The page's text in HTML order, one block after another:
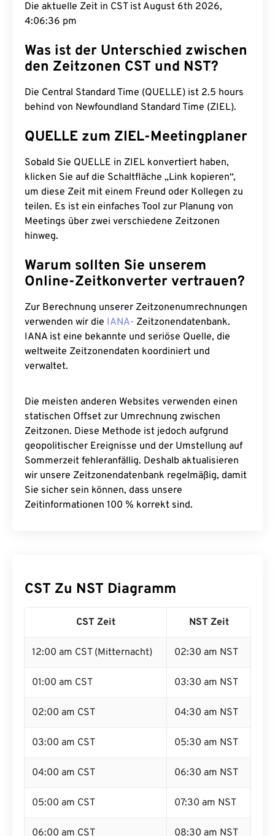
Die aktuelle Zeit in CST ist August 6th 2026,
4:06:37 pm
Was ist der Unterschied zwischen
den Zeitzonen CST und NST?
Die Central Standard Time (QUELLE) ist 2.5 hours
behind von Newfoundland Standard Time (ZIEL).
QUELLE zum ZIEL-Meetingplaner
Sobald Sie QUELLE in ZIEL konvertiert haben,
klicken Sie auf die Schaltfläche „Link kopieren“,
um diese Zeit mit einem Freund oder Kollegen zu
teilen. Es ist ein einfaches Tool zur Planung von
Meetings über zwei verschiedene Zeitzonen
hinweg.
Warum sollten Sie unserem
Online-Zeitkonverter vertrauen?
Zur Berechnung unserer Zeitzonenumrechnungen
verwenden wir die IANA- Zeitzonendatenbank.
IANA ist eine bekannte und seriöse Quelle, die
weltweite Zeitzonendaten koordiniert und
verwaltet.
Die meisten anderen Websites verwenden einen
statischen Offset zur Umrechnung zwischen
Zeitzonen. Diese Methode ist jedoch aufgrund
geopolitischer Ereignisse und der Umstellung auf
Sommerzeit fehleranfällig. Deshalb aktualisieren
wir unsere Zeitzonendatenbank regelmäßig, damit
Sie sicher sein können, dass unsere
Zeitinformationen 100 % korrekt sind.
CST Zu NST Diagramm
CST Zeit NST Zeit
12:00 am CST (Mitternacht) 02:30 am NST
01:00 am CST 03:30 am NST
02:00 am CST 04:30 am NST
03:00 am CST 05:30 am NST
04:00 am CST 06:30 am NST
05:00 am CST 07:30 am NST
06:00 am CST 08:30 am NST